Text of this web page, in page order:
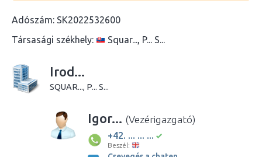
Adószám: SK2022532600
Társasági székhely:
Squar..., P... S...
Irod...
SQUAR..., P... S...
Igor... (Vezérigazgató)
+42. ... ... ...
Beszél: